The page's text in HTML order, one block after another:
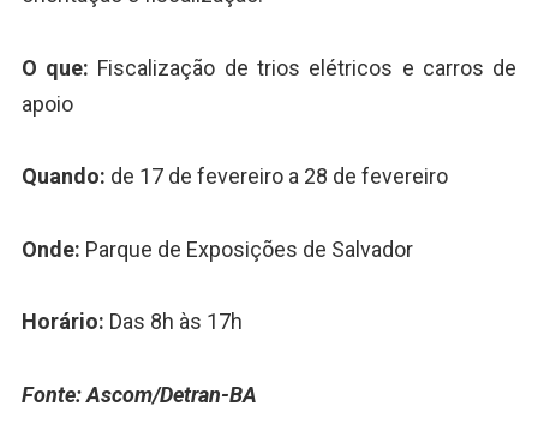
O que: Fiscalização de trios elétricos e carros de
apoio
Quando: de 17 de fevereiro a 28 de fevereiro
Onde: Parque de Exposições de Salvador
Horário: Das 8h às 17h
Fonte: Ascom/Detran-BA